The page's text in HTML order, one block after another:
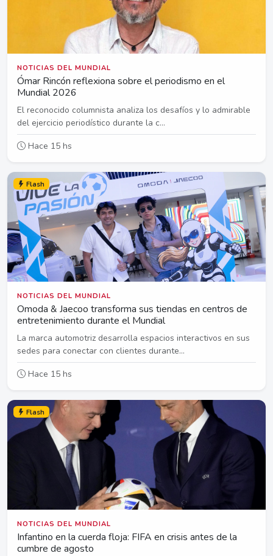
NOTICIAS DEL MUNDIAL
Ómar Rincón reflexiona sobre el periodismo en el
Mundial 2026
El reconocido columnista analiza los desafíos y lo admirable
del ejercicio periodístico durante la c...
Hace 15 hs
Flash
NOTICIAS DEL MUNDIAL
Omoda & Jaecoo transforma sus tiendas en centros de
entretenimiento durante el Mundial
La marca automotriz desarrolla espacios interactivos en sus
sedes para conectar con clientes durante...
Hace 15 hs
Flash
NOTICIAS DEL MUNDIAL
Infantino en la cuerda floja: FIFA en crisis antes de la
cumbre de agosto